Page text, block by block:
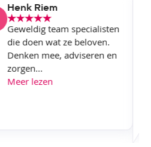
Henk Riem
Geweldig team specialisten
die doen wat ze beloven.
Denken mee, adviseren en
zorgen...
Meer lezen